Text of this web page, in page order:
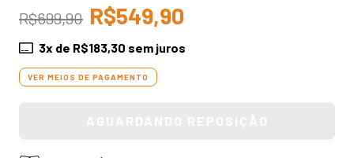
R$699,90 R$549,90
3x de R$183,30 sem juros
VER MEIOS DE PAGAMENTO